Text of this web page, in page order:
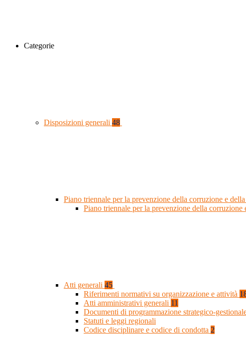
Categorie
Disposizioni generali 48
Piano triennale per la prevenzione della corruzione e della
Piano triennale per la prevenzione della corruzione
Atti generali 45
Riferimenti normativi su organizzazione e attività
Atti amministrativi generali 11
Documenti di programmazione strategico-
Statuti e leggi regionali
Codice disciplinare e codice di condotta 2